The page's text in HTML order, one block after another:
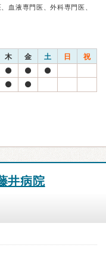
血液専門医、外科専門医、
木 金 土 日 祝
井病院